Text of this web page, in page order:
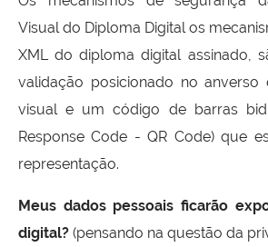
Visual do Diploma Digital os
XML do diploma digital assinado,
validação posicionado no anverso
visual e um código de barras
Response Code - QR Code) que
representação.
Meus dados pessoais ficarão
digital? (pensando na questão da